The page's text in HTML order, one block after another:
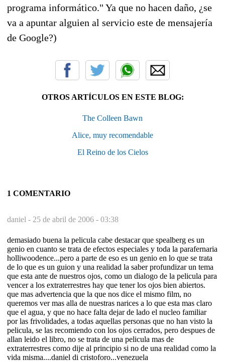
programa informático." Ya que no hacen daño, ¿se
va a apuntar alguien al servicio este de mensajería
de Google?)
OTROS ARTÍCULOS EN ESTE BLOG:
The Colleen Bawn
Alice, muy recomendable
El Reino de los Cielos
1 COMENTARIO
daniel - 25 de abril de 2006 - 03:38
demasiado buena la pelicula cabe destacar que spealberg es un
genio en cuanto se trata de efectos especiales y toda la parafernaria
holliwoodence...pero a parte de eso es un genio en lo que se trata
de lo que es un guion y una realidad la saber profundizar un tema
que esta ante de nuestros ojos, como un dialogo de la pelicula para
vencer a los extraterrestres hay que tener los ojos bien abiertos.
que mas advertencia que la que nos dice el mismo film, no
queremos ver mas alla de nuestras narices a lo que esta mas claro
que el agua, y que no hace falta dejar de lado el nucleo familiar
por las frivolidades, a todas aquellas personas que no han visto la
pelicula, se las recomiendo con los ojos cerrados, pero despues de
allan leido el libro, no se trata de una pelicula mas de
extraterrestres como dije al principio si no de una realidad como la
vida misma....daniel di cristoforo...venezuela